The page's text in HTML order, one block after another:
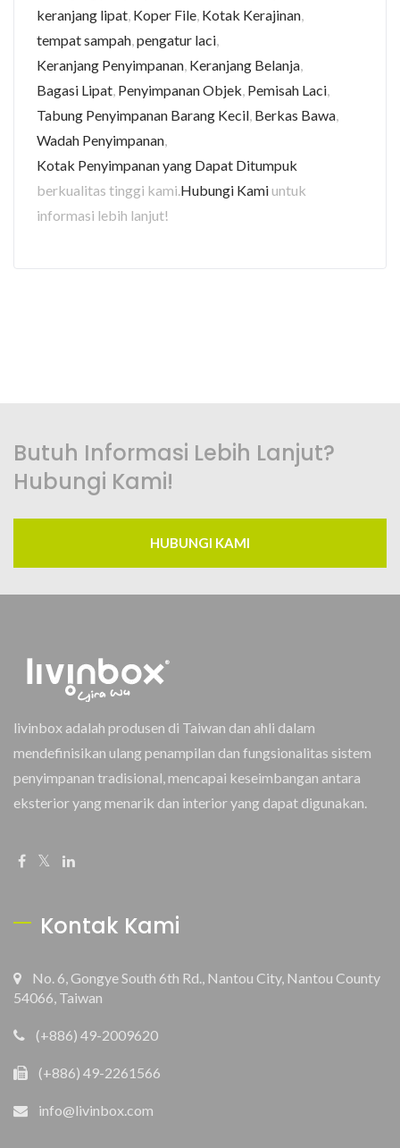
keranjang lipat, Koper File, Kotak Kerajinan,
tempat sampah,pengatur laci,
Keranjang Penyimpanan, Keranjang Belanja,
Bagasi Lipat, Penyimpanan Objek, Pemisah Laci,
Tabung Penyimpanan Barang Kecil, Berkas Bawa,
Wadah Penyimpanan,
Kotak Penyimpanan yang Dapat Ditumpuk
berkualitas tinggi kami.Hubungi Kamiuntuk
informasi lebih lanjut!
Butuh Informasi Lebih Lanjut?
Hubungi Kami!
HUBUNGI KAMI
livinbox adalah produsen di Taiwan dan ahli dalam
mendefinisikan ulang penampilan dan fungsionalitas sistem
penyimpanan tradisional, mencapai keseimbangan antara
eksterior yang menarik dan interior yang dapat digunakan.
Kontak Kami
No. 6, Gongye South 6th Rd., Nantou City, Nantou County
54066, Taiwan
(+886) 49-2009620
(+886) 49-2261566
info@livinbox.com